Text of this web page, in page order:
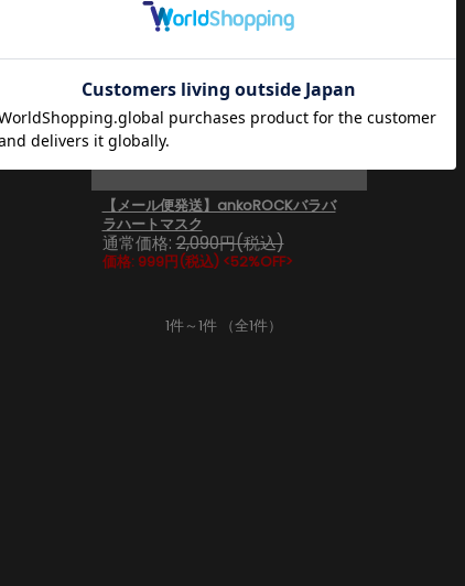
SOLD OUT
【メール便発送】ankoROCKバラバ
ラハートマスク
通常価格:2,090円(税込)
価格: 999円(税込) <52%OFF>
1件～1件 （全1件）